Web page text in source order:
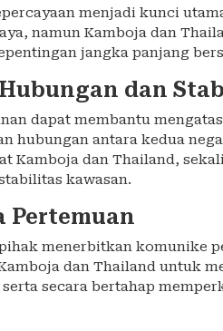
menjadi kunci
namun Kamboja dan
jangka panjang
dan
dapat membantu
hubungan antara kedua
Kamboja dan Thailand,
kawasan.
Pertemuan
menerbitkan komunike
dan Thailand untuk
secara bertahap